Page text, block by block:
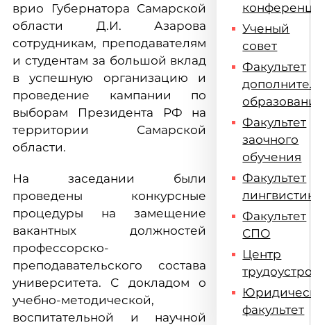
врио Губернатора Самарской
области Д.И. Азарова
сотрудникам, преподавателям
и студентам за большой вклад
в успешную организацию и
проведение кампании по
выборам Президента РФ на
территории Самарской
области.
На заседании были
проведены конкурсные
процедуры на замещение
вакантных должностей
профессорско-
преподавательского состава
университета. С докладом о
учебно-методической,
воспитательной и научной
Ученый
совет
Факультет
Факультет
заочного
обучения
Факультет
Факультет
СПО
Центр
факультет